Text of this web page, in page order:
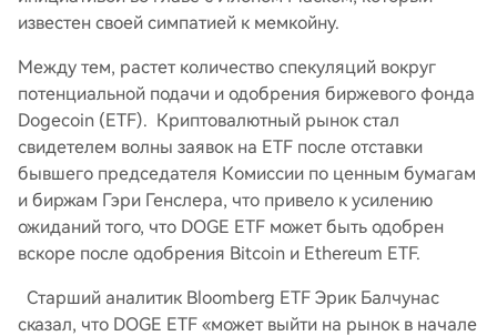
известен своей симпатией к мемкойну.
Между тем, растет количество спекуляций вокруг
потенциальной подачи и одобрения биржевого фонда
Dogecoin (ETF). Криптовалютный рынок стал
свидетелем волны заявок на ETF после отставки
бывшего председателя Комиссии по ценным бумагам
и биржам Гэри Генслера, что привело к усилению
ожиданий того, что DOGE ETF может быть одобрен
вскоре после одобрения Bitcoin и Ethereum ETF.
Старший аналитик Bloomberg ETF Эрик Балчунас
сказал, что DOGE ETF «может выйти на рынок в начале